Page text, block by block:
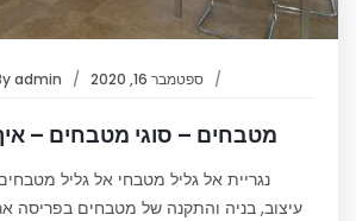
ספטמבר 16, 2020 admin
מטבחים – סוגי מטבחים –
נגריית אל גליל מטבחי אל גליל
עיצוב, בניה והתקנה של מטבחים בפריסה